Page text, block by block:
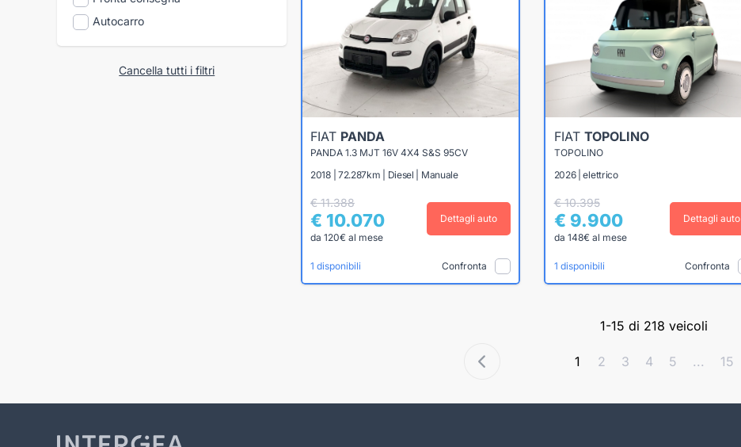
Autocarro
Cancella tutti i filtri
FIAT PANDA
PANDA 1.3 MJT 16V 4X4 S&S 95CV
2018 | 72.287km | Diesel | Manuale
€ 11.388
€ 10.070
da 120€ al mese
Dettagli auto
1 disponibili Confronta
FIAT TOPOLINO
TOPOLINO
2026 | elettrico
€ 10.395
€ 9.900
da 148€ al mese
Dettagli auto
1 disponibili Confronta
1-15 di 218 veicoli
1 2 3 4 5 ... 15